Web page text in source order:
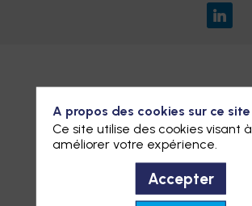
A propos des cookies sur ce site
Ce site utilise des cookies visant à
améliorer votre expérience.
Accepter